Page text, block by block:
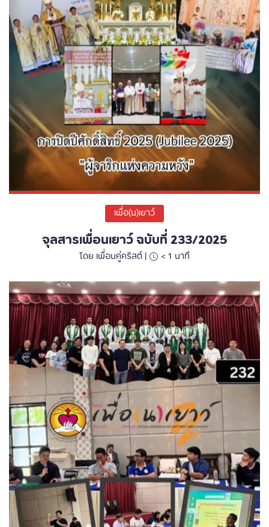
เพื่อ(น)เยาว์
จุลสารเพื่อนเยาว์ ฉบับที่ 233/2025
โดย เพื่อนคู่คริสต์ | < 1 นาที